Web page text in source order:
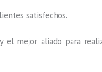
satisfechos.
el mejor aliado para